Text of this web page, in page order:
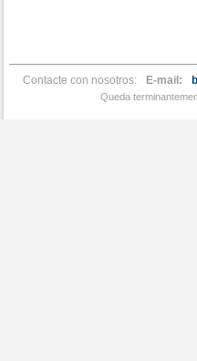
Contacte con nosotros: E-mail:
Queda